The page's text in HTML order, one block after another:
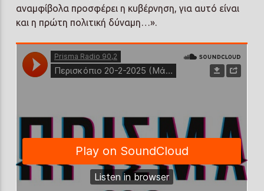
αναμφίβολα προσφέρει η κυβέρνηση, για αυτό είναι
και η πρώτη πολιτική δύναμη…».